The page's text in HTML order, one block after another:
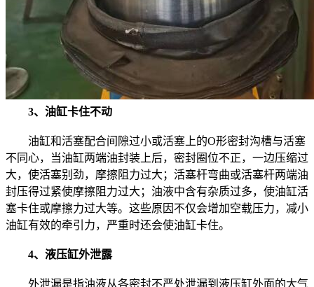
3、油缸卡住不动
油缸和活塞配合间隙过小或活塞上的O形密封沟槽与活塞
不同心，当油缸两端油封装上后，密封圈位不正，一边压缩过
大，使活塞别劲，摩擦阻力过大；活塞杆弯曲或活塞杆两端油
封压得过紧使摩擦阻力过大；油液中含有杂质过多，使油缸活
塞卡住或摩擦力过大等。这些原因不仅会增加空载压力，减小
油缸有效的牵引力，严重时还会使油缸卡住。
4、液压缸外泄露
外泄漏是指油液从各密封不严处泄漏到液压缸外面的大气